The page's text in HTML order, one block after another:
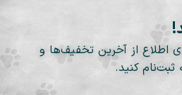
اطلاع از آخرین تخفیف‌ها و
ثبت‌نام کنید.